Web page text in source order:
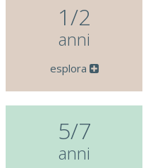
1/2
anni
esplora
5/7
anni